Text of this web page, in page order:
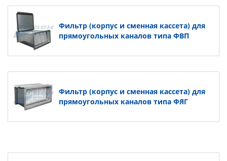
Фильтр (корпус и сменная кассета) для
прямоугольных каналов типа ФВП
Фильтр (корпус и сменная кассета) для
прямоугольных каналов типа ФЯГ